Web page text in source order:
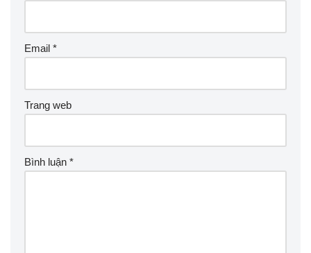
Email *
Trang web
Bình luận *